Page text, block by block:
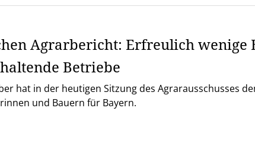
Agrarbericht: Erfreulich
Betriebe
hat in der heutigen Sitzung des Agrarausschusses
und Bauern für Bayern.